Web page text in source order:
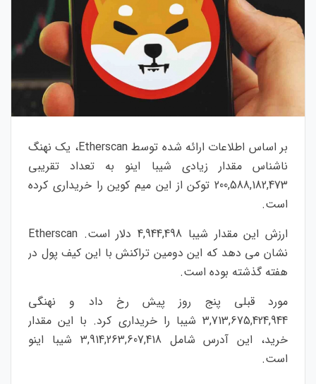
بر اساس اطلاعات ارائه شده توسط Etherscan، یک نهنگ
ناشناس مقدار زیادی شیبا اینو به تعداد تقریبی
200,588,182,473 توکن از این میم کوین را خریداری کرده
است.
ارزش این مقدار شیبا 4,944,498 دلار است. Etherscan
نشان می دهد که این دومین تراکنش با این کیف پول در
هفته گذشته بوده است.
مورد قبلی پنج روز پیش رخ داد و نهنگی
3,713,675,424,944 شیبا را خریداری کرد. با این مقدار
خرید، این آدرس شامل 3,914,263,607,418 شیبا اینو
است.